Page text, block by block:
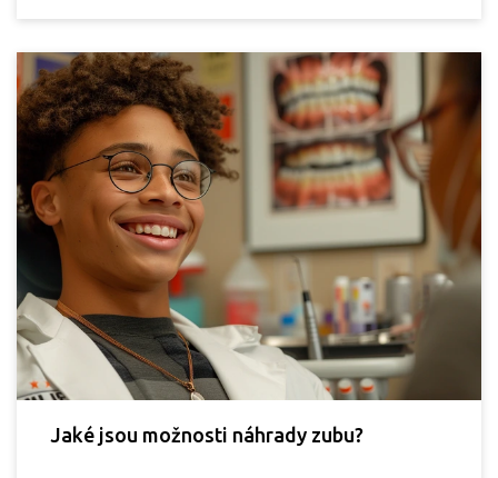
Jaké jsou možnosti náhrady zubu?